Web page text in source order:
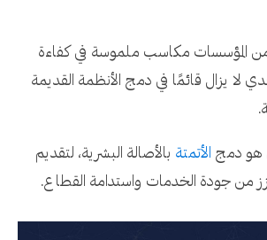
تحقيق 85% من المؤسسات مكاسب ملموسة في كفاءة
لا يزال قائمًا في دمج الأنظمة القديمة
هو دمج الأتمتة بالأصالة البشرية، لتقديم
من جودة الخدمات واستدامة القطاع.